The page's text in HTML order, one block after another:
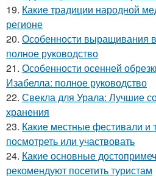
19. Какие традиции народной
регионе
20. Особенности выращивания
полное руководство
21. Особенности осенней
Изабелла: полное руководство
22. Свекла для Урала: Лучшие
хранения
23. Какие местные фестивали и
посмотреть или участвовать
24. Какие основные
рекомендуют посетить туристам